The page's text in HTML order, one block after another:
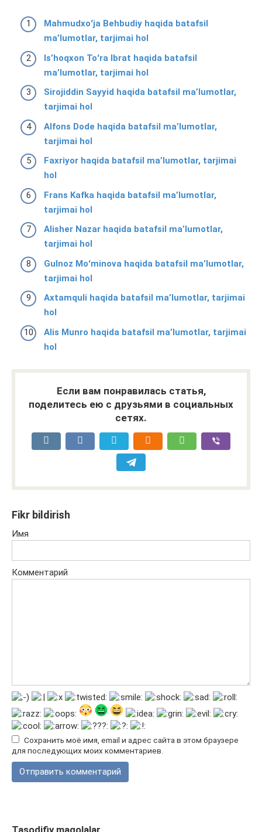
Mahmudxoʻja Behbudiy haqida batafsil
ma’lumotlar, tarjimai hol
Isʼhoqxon Toʻra Ibrat haqida batafsil
ma’lumotlar, tarjimai hol
Sirojiddin Sayyid haqida batafsil ma’lumotlar,
tarjimai hol
Alfons Dode haqida batafsil ma’lumotlar,
tarjimai hol
Faxriyor haqida batafsil ma’lumotlar, tarjimai
hol
Frans Kafka haqida batafsil ma’lumotlar,
tarjimai hol
Alisher Nazar haqida batafsil ma’lumotlar,
tarjimai hol
Gulnoz Moʻminova haqida batafsil ma’lumotlar,
tarjimai hol
Axtamquli haqida batafsil ma’lumotlar, tarjimai
hol
Alis Munro haqida batafsil ma’lumotlar, tarjimai
hol
Если вам понравилась статья,
поделитесь ею с друзьями в социальных
сетях.
Fikr bildirish
Имя
Комментарий
Сохранить моё имя, email и адрес сайта в этом браузере
для последующих моих комментариев.